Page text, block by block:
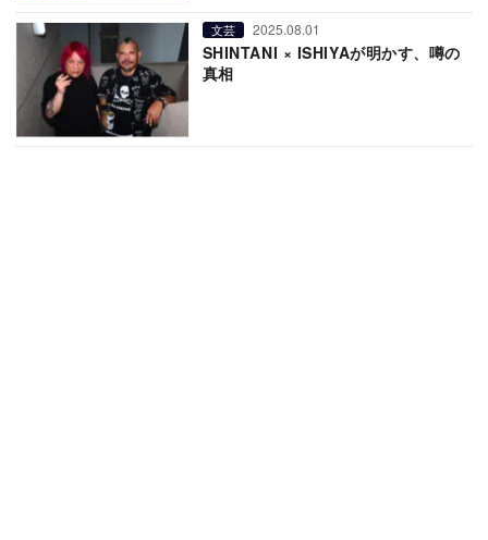
文芸 2025.08.01
SHINTANI × ISHIYAが明かす、噂の
真相